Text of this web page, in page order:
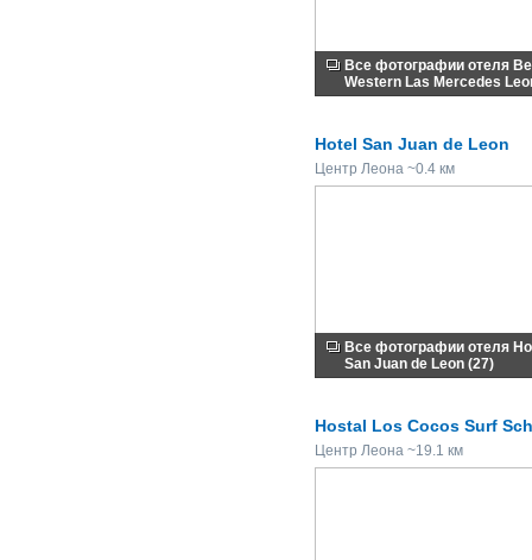
Все фотографии отеля
Western Las Mercedes
Hotel San Juan de Leon
Центр Леона ~0.4 км
Все фотографии отеля
San Juan de Leon (27)
Hostal Los Cocos Surf
Центр Леона ~19.1 км